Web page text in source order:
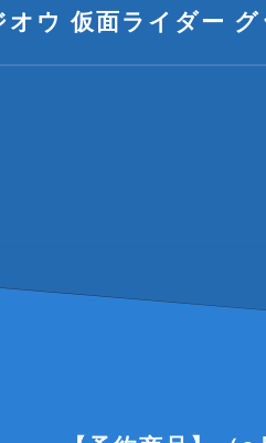
オウ 仮面ライダー グ